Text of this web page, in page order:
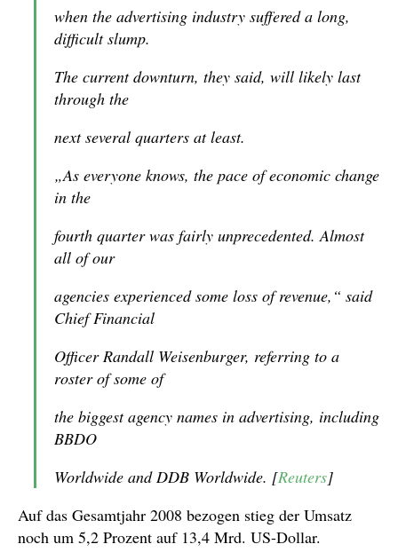
when the advertising industry suffered a long,
difficult slump.
The current downturn, they said, will likely last
through the
next several quarters at least.
„As everyone knows, the pace of economic change
in the
fourth quarter was fairly unprecedented. Almost
all of our
agencies experienced some loss of revenue,“ said
Chief Financial
Officer Randall Weisenburger, referring to a
roster of some of
the biggest agency names in advertising, including
BBDO
Worldwide and DDB Worldwide. [Reuters]
Auf das Gesamtjahr 2008 bezogen stieg der Umsatz
noch um 5,2 Prozent auf 13,4 Mrd. US-Dollar.